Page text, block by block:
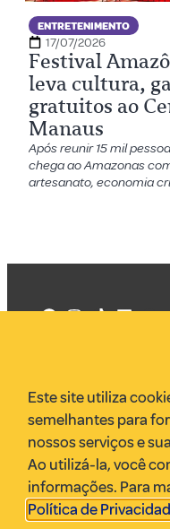
ENTRETENIMENTO
17/07/2026
Festival
leva cultura,
gratuitos ao
Manaus
Após reunir 15 mil
chega ao Amazonas
artesanato, economia
VR Assessoria
Parcerias
Envie uma pauta
Anuncie
Este site utiliza
semelhantes para
nossos serviços e
Ao utilizá-la, você
informações. Para
Política de